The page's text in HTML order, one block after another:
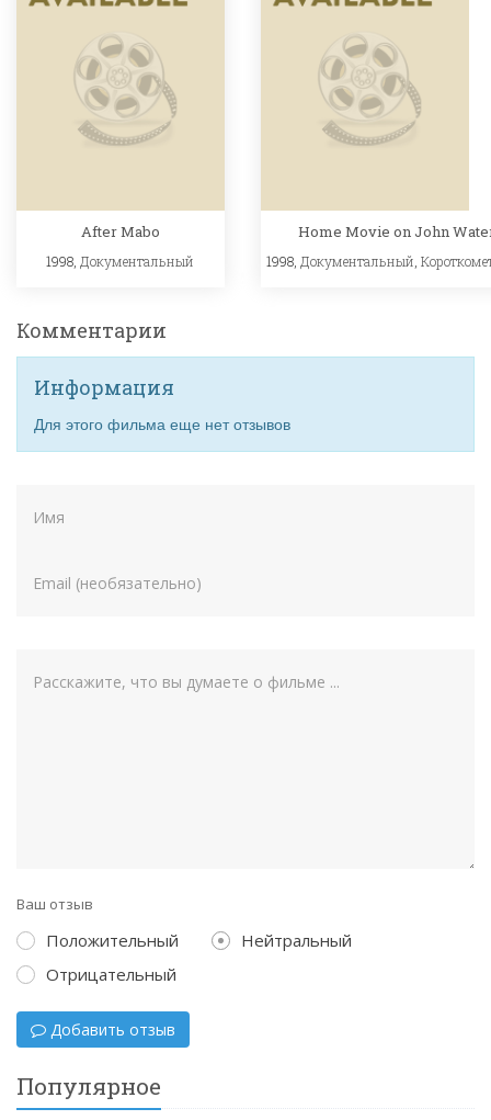
After Mabo
1998,Документальный
Home Movie on John
1998,Документальный,
Комментарии
Информация
Для этого фильма еще нет отзывов
Ваш отзыв
Положительный
Нейтральный
Отрицательный
Добавить отзыв
Популярное